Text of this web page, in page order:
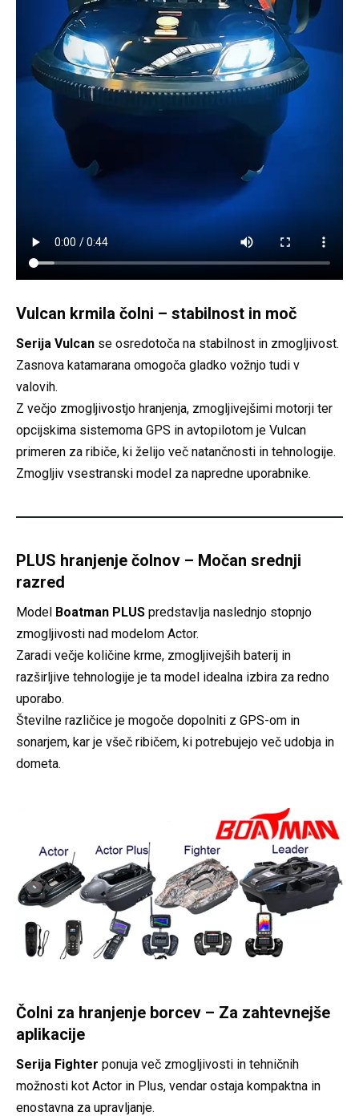
Vulcan krmila čolni – stabilnost in moč
Serija Vulcan se osredotoča na stabilnost in zmogljivost.
Zasnova katamarana omogoča gladko vožnjo tudi v
valovih.
Z večjo zmogljivostjo hranjenja, zmogljivejšimi motorji ter
opcijskima sistemoma GPS in avtopilotom je Vulcan
primeren za ribiče, ki želijo več natančnosti in tehnologije.
Zmogljiv vsestranski model za napredne uporabnike.
PLUS hranjenje čolnov – Močan srednji
razred
Model Boatman PLUS predstavlja naslednjo stopnjo
zmogljivosti nad modelom Actor.
Zaradi večje količine krme, zmogljivejših baterij in
razširljive tehnologije je ta model idealna izbira za redno
uporabo.
Številne različice je mogoče dopolniti z GPS-om in
sonarjem, kar je všeč ribičem, ki potrebujejo več udobja in
dometa.
Čolni za hranjenje borcev – Za zahtevnejše
aplikacije
Serija Fighter ponuja več zmogljivosti in tehničnih
možnosti kot Actor in Plus, vendar ostaja kompaktna in
enostavna za upravljanje.